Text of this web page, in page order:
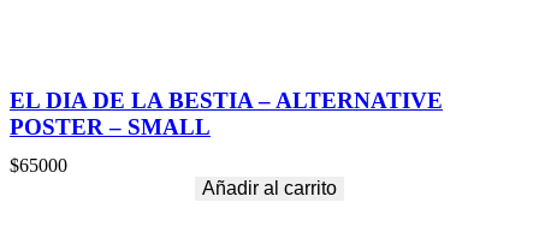
EL DIA DE LA BESTIA – ALTERNATIVE
POSTER – SMALL
$65000
Añadir al carrito